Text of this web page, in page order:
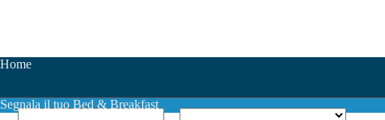
Home
Segnala il tuo Bed & Breakfast